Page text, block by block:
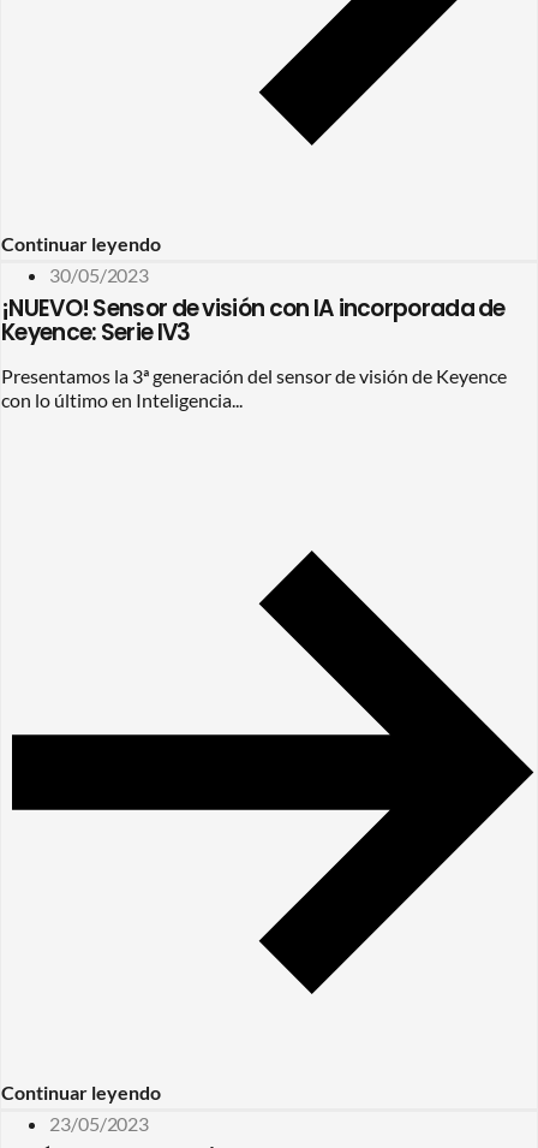
Continuar leyendo
30/05/2023
¡NUEVO! Sensor de visión con IA incorporada de
Keyence: Serie IV3
Presentamos la 3ª generación del sensor de visión de Keyence
con lo último en Inteligencia...
Continuar leyendo
23/05/2023